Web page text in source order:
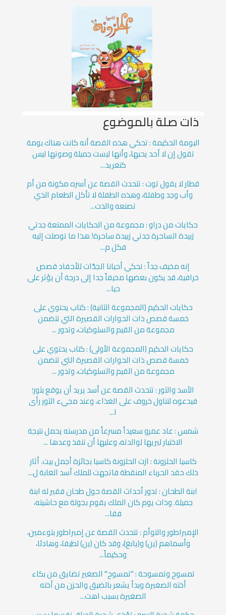
ذات صلة بالموضوع
البومة الحكيمة : تحكي هذه القصة أنه كانت هناك بومة
تقول إن لا أحد يحبها، وأنها ليست جميلة وصوتها ليس
كتغريد...
قطار لا يقول توت : تتحدث القصة عن أسره مكونة من أم
وأب وجد وطفلة، وهذه الطفلة لا تأكل الطعام الذي
تصنعه والدت...
حكايات من دراو : مجموعة من الحكايات الممتعة جدتي
زبيدة الساحرة جدتي زبيدة ساحرة! هذا ما توصلت إليه
فكل م...
إنه مخيف جداً : تحكي أحيانا الجدَّات للأحفاد قصص
خرافية، قد يكون بعضها مخيفاً جدا إلى درجة أن يؤثر على
حيا...
حكايات الحكيم (المجموعة الثانية) : كتاب يحتوي على
خمسة قصص ذات الحوارات القصيرة التي تتضمن
مجموعة من القيم والسلوكيات، وتدور ...
حكايات الحكيم (المجموعة الأولى) : كتاب يحتوي على
خمسة قصص ذات الحوارات القصيرة التي تتضمن
مجموعة من القيم والسلوكيات، وتدور ...
الأسد والثور : تتحدث القصة عن أسد يريد أن يوقع بثور؛
فيدعوه لتناول خروف على الغذاء، وعند مجيء الثور رأى
ا...
شمس : عاد عمرو سعيداً مسرعاً من مدرسته يحمل نتيجة
الاختبار ليريها لوالدته، وعليها أن تنفذ وعدها ...
كاسيا الحلزونة : ازت الحلزونة كاسيا بجائزة أجمل بيت. أثار
ذلك حقد الحرباء المنقطة فاتجهت للملك أسد الغابة ل...
ابنة الطحان : تدور أحداث القصة حول طحان فقير له ابنة
جميلة. وذات يوم كان الملك يقوم بجولة مع حاشيته،
فقا...
الإمبراطور والتوأم : تتحدث القصة عن إمبراطور بتوءمين،
وأسماهم (ين) و(يانغ)، وقد كان (ين) لطيفا، وهادئا،
وحكيماً...
تمسوح وتمسوحة : "تمسوح" الصغير تضايق من بكاء
أخته الصغيرة وبدأ يشعر بالضيق والحزن من أخته
الصغيرة بسبب اهت...